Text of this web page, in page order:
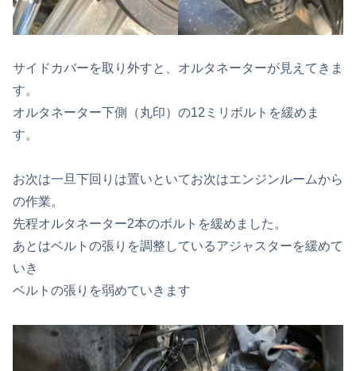
サイドカバーを取り外すと、オルタネーターが見えてきま
す。
オルタネーター下側（丸印）の12ミリボルトを緩めま
す。
お次は一旦下回りは置いといてお次はエンジンルームから
の作業。
先程オルタネーター2本のボルトを緩めました。
あとはベルトの張りを調整しているアジャスターを緩めて
いき
ベルトの張りを弱めていきます